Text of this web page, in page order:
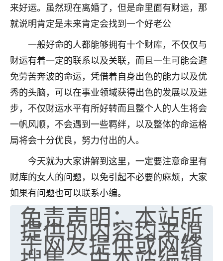
来好运。虽然现在离婚了，但是命里面有财运，那
就说明肯定是未来肯定会找到一个好老公
一般好命的人都能够拥有十个财库，不仅仅与
财运有着一定的联系以及关联，而且一生可能会避
免劳苦奔波的命运，凭借着自身出色的能力以及优
秀的头脑，可以在事业领域获得出色的发展以及进
步，不仅财运水平有所好转而且整个人的人生将会
一帆风顺，不会遇到一些羁绊，以及整体的命运格
局将会十分优良，努力付出的人。
今天就为大家讲解到这里，一定要注意命里有
财库的女人的问题，以免引起不必要的麻烦，大家
如果有问题也可以联系小编。
免责声明：本站所
提供的内容均来源
于网友提供或网络
2天前 来自云南 11
优秀的张同学
老师收徒吗？？我对这些很感兴趣
2天前 来自山西 15